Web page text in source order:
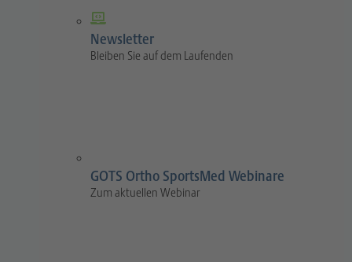
Newsletter
Bleiben Sie auf dem Laufenden
GOTS Ortho SportsMed Webinare
Zum aktuellen Webinar